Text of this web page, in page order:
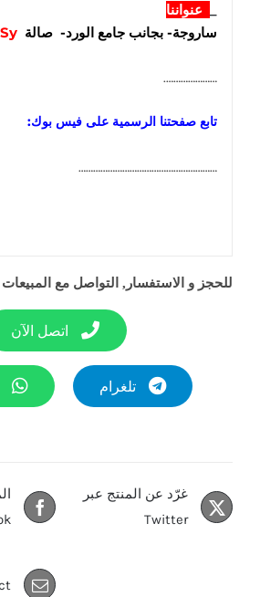
عنواننا
ساروجة- بجانب جامع الورد- صالة
………………….
تابع صفحتنا الرسمية على فيس بوك:
…………………………………………………
للحجز و الاستفسار, التواصل مع
اتصل الآن
تلغرام
غرّد عن المنتج عبر
Twitter